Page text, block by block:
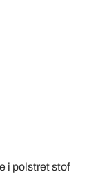
i polstret stof